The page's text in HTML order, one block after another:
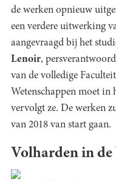
de werken opnieuw
een verdere uitwerking
aangevraagd bij het
Lenoir,
van de volledige
Wetenschappen moet in
vervolgt ze. De werken
van 2018 van start gaan.
Volharden in de